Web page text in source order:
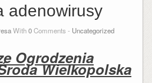
adenowirusy
With0Comments - Uncategorized
Ogrodzenia
Wielkopolska